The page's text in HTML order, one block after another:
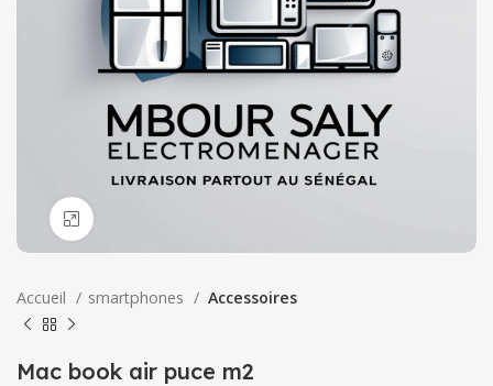
Accueil smartphones Accessoires
Mac book air puce m2